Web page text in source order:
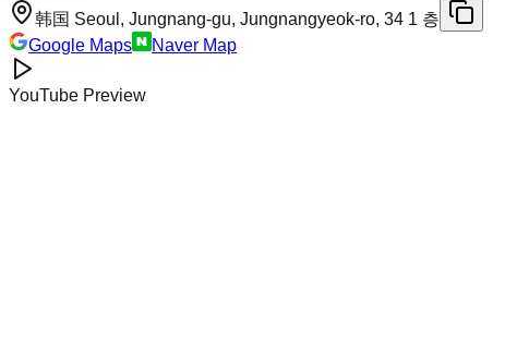
韩国 Seoul, Jungnang-gu, Jungnangyeok-ro, 34 1 층
Google Maps
Naver Map
YouTube Preview